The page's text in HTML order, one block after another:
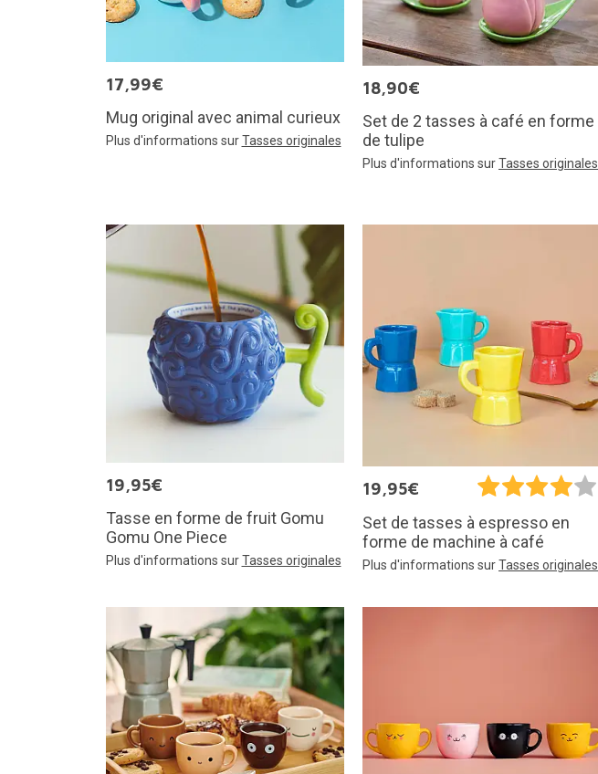
17,99€
Mug original avec animal curieux
Plus d'informations surTasses originales
18,90€
Set de 2 tasses à café en forme
de tulipe
Plus d'informations surTasses originales
19,95€
Tasse en forme de fruit Gomu
Gomu One Piece
Plus d'informations surTasses originales
19,95€
Set de tasses à espresso en
forme de machine à café
Plus d'informations surTasses originales